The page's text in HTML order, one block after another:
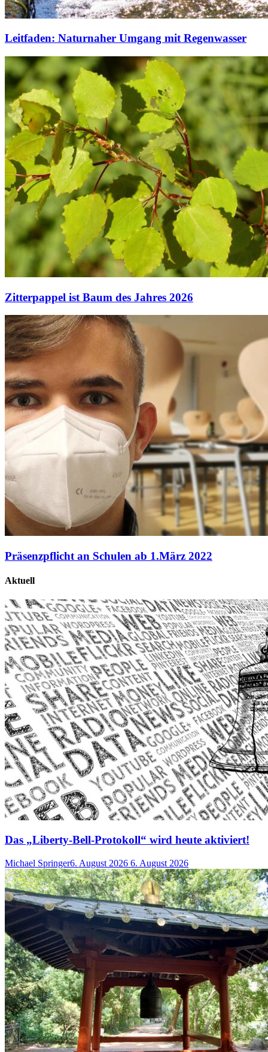
Leitfaden: Naturnaher Umgang mit Regenwasser
Zitterpappel ist Baum des Jahres 2026
Präsenzpflicht an Schulen ab 1.März 2022
Aktuell
Das „Liberty-Bell-Protokoll“ wird heute aktiviert!
Michael Springer6. August 2026 6. August 2026